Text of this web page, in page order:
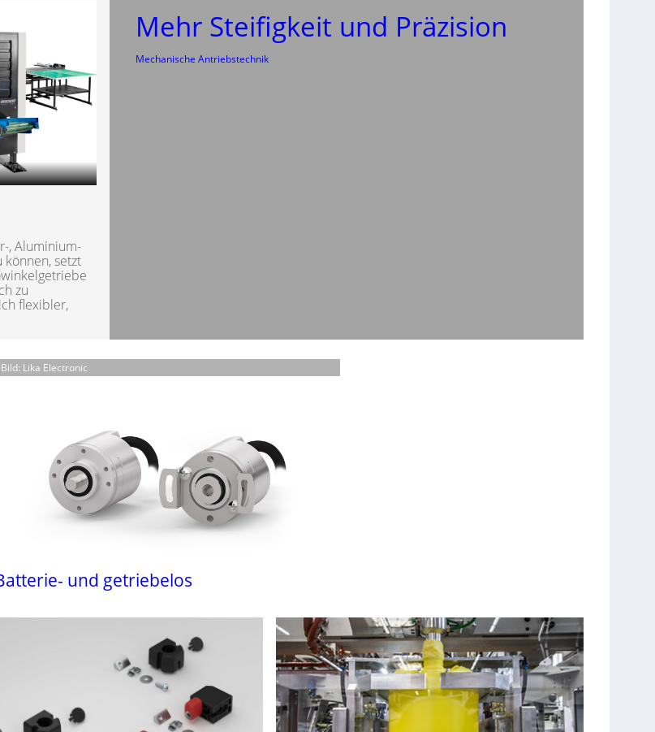
, Aluminium-
setzt
zu
flexibler,
Mehr Steifigkeit und Präzision
Mechanische Antriebstechnik
Bild: Lika Electronic
und getriebelos